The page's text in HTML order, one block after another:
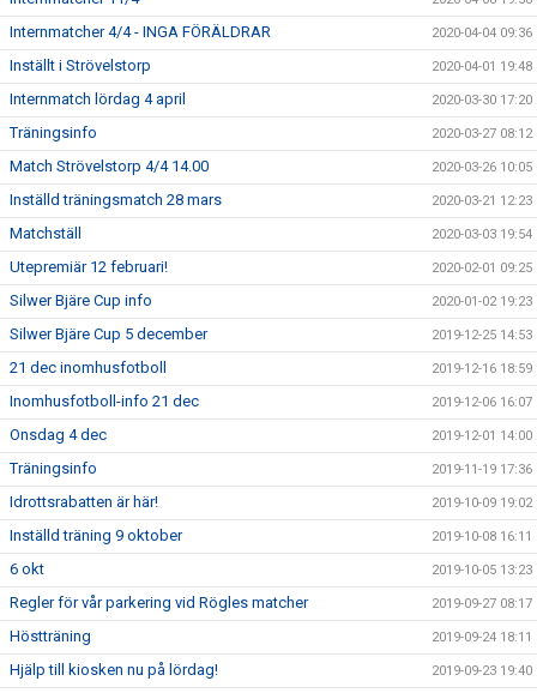
Internmatcher 4/4 - INGA FÖRÄLDRAR 2020-04-04 09:36
Inställt i Strövelstorp 2020-04-01 19:48
Internmatch lördag 4 april 2020-03-30 17:20
Träningsinfo 2020-03-27 08:12
Match Strövelstorp 4/4 14.00 2020-03-26 10:05
Inställd träningsmatch 28 mars 2020-03-21 12:23
Matchställ 2020-03-03 19:54
Utepremiär 12 februari! 2020-02-01 09:25
Silwer Bjäre Cup info 2020-01-02 19:23
Silwer Bjäre Cup 5 december 2019-12-25 14:53
21 dec inomhusfotboll 2019-12-16 18:59
Inomhusfotboll-info 21 dec 2019-12-06 16:07
Onsdag 4 dec 2019-12-01 14:00
Träningsinfo 2019-11-19 17:36
Idrottsrabatten är här! 2019-10-09 19:02
Inställd träning 9 oktober 2019-10-08 16:11
6 okt 2019-10-05 13:23
Regler för vår parkering vid Rögles matcher 2019-09-27 08:17
Höstträning 2019-09-24 18:11
Hjälp till kiosken nu på lördag! 2019-09-23 19:40